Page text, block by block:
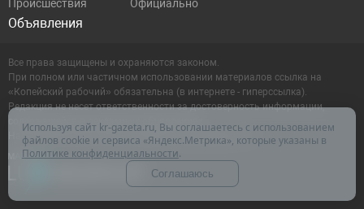
Происшествия
Официально
Объявления
Все права защищены и охраняются законом.
При полном или частичном использовании материалов ссылка на
«Копейский рабочий» обязательна (в интернете - гиперссылка).
Редакция не несет ответственности за достоверность информации,
содержащейся в рекламных объявлениях.
Настоящий ресурс может содержать материалы 16+
Используя сайт kr-gazeta.ru, Вы соглашаетесь с использованием
файлов cookie и сервиса «Яндекс.Метрика», которые указаны в
Политике конфиденциальности.
Соглашаюсь